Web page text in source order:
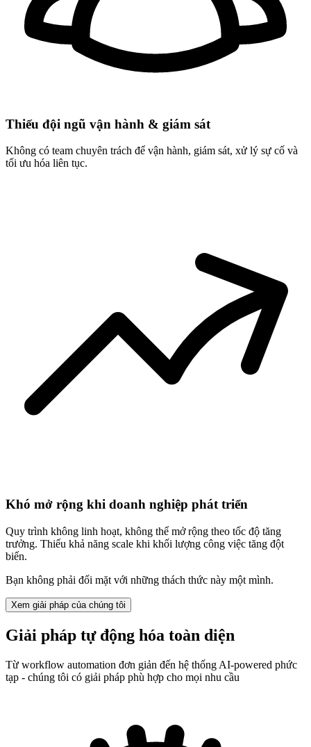
Thiếu đội ngũ vận hành & giám sát
Không có team chuyên trách để vận hành, giám sát, xử lý sự cố và
tối ưu hóa liên tục.
Khó mở rộng khi doanh nghiệp phát triển
Quy trình không linh hoạt, không thể mở rộng theo tốc độ tăng
trưởng. Thiếu khả năng scale khi khối lượng công việc tăng đột
biến.
Bạn không phải đối mặt với những thách thức này một mình.
Xem giải pháp của chúng tôi
Giải pháp tự động hóa toàn diện
Từ workflow automation đơn giản đến hệ thống AI-powered phức
tạp - chúng tôi có giải pháp phù hợp cho mọi nhu cầu